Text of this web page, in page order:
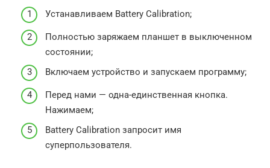
Устанавливаем Battery Calibration;
Полностью заряжаем планшет в выключенном
состоянии;
Включаем устройство и запускаем программу;
Перед нами — одна-единственная кнопка.
Нажимаем;
Battery Calibration запросит имя
суперпользователя.